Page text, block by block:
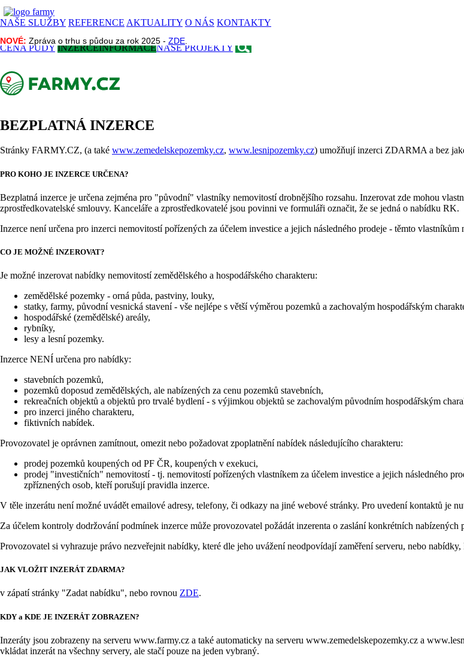
NAŠE SLUŽBY REFERENCE AKTUALITY O NÁS KONTAKTY
NOVÉ: Zpráva o trhu s půdou za rok 2025 - ZDE
CENA PŮDY INZERCEINFORMACENAŠE PROJEKTY
NOVÉ: Zpráva o trhu s půdou za rok 2025 - ZDE
BEZPLATNÁ INZERCE
Stránky FARMY.CZ, (a také www.zemedelskepozemky.cz, www.lesnipozemky.cz) umožňují inzerci ZDARMA a bez
PRO KOHO JE INZERCE URČENA?
Bezplatná inzerce je určena zejména pro "původní" vlastníky nemovitostí drobnějšího rozsahu. Inzerovat zde mohou
zprostředkovatelské smlouvy. Kanceláře a zprostředkovatelé jsou povinni ve formuláři označit, že se jedná o nabídku RK.
Inzerce není určena pro inzerci nemovitostí pořízených za účelem investice a jejich následného prodeje - těmto
CO JE MOŽNÉ INZEROVAT?
Je možné inzerovat nabídky nemovitostí zemědělského a hospodářského charakteru:
zemědělské pozemky - orná půda, pastviny, louky,
statky, farmy, původní vesnická stavení - vše nejlépe s větší výměrou pozemků a zachovalým hospodářským
hospodářské (zemědělské) areály,
rybníky,
lesy a lesní pozemky.
Inzerce NENÍ určena pro nabídky:
stavebních pozemků,
pozemků doposud zemědělských, ale nabízených za cenu pozemků stavebních,
rekreačních objektů a objektů pro trvalé bydlení - s výjimkou objektů se zachovalým původním hospodářským
pro inzerci jiného charakteru,
fiktivních nabídek.
Provozovatel je oprávnen zamítnout, omezit nebo požadovat zpoplatnění nabídek následujícího charakteru:
prodej pozemků koupených od PF ČR, koupených v exekuci,
prodej "investičních" nemovitostí - tj. nemovitostí pořízených vlastníkem za účelem investice a jejich následného
zpříznených osob, kteří porušují pravidla inzerce.
V těle inzerátu není možné uvádět emailové adresy, telefony, či odkazy na jiné webové stránky. Pro uvedení kontaktů je
Za účelem kontroly dodržování podmínek inzerce může provozovatel požádát inzerenta o zaslání konkrétních nabízených
Provozovatel si vyhrazuje právo nezveřejnit nabídky, které dle jeho uvážení neodpovídají zaměření serveru, nebo
JAK VLOŽIT INZERÁT ZDARMA?
v zápatí stránky "Zadat nabídku", nebo rovnou ZDE.
KDY a KDE JE INZERÁT ZOBRAZEN?
Inzeráty jsou zobrazeny na serveru www.farmy.cz a také automaticky na serveru www.zemedelskepozemky.cz a
vkládat inzerát na všechny servery, ale stačí pouze na jeden vybraný.